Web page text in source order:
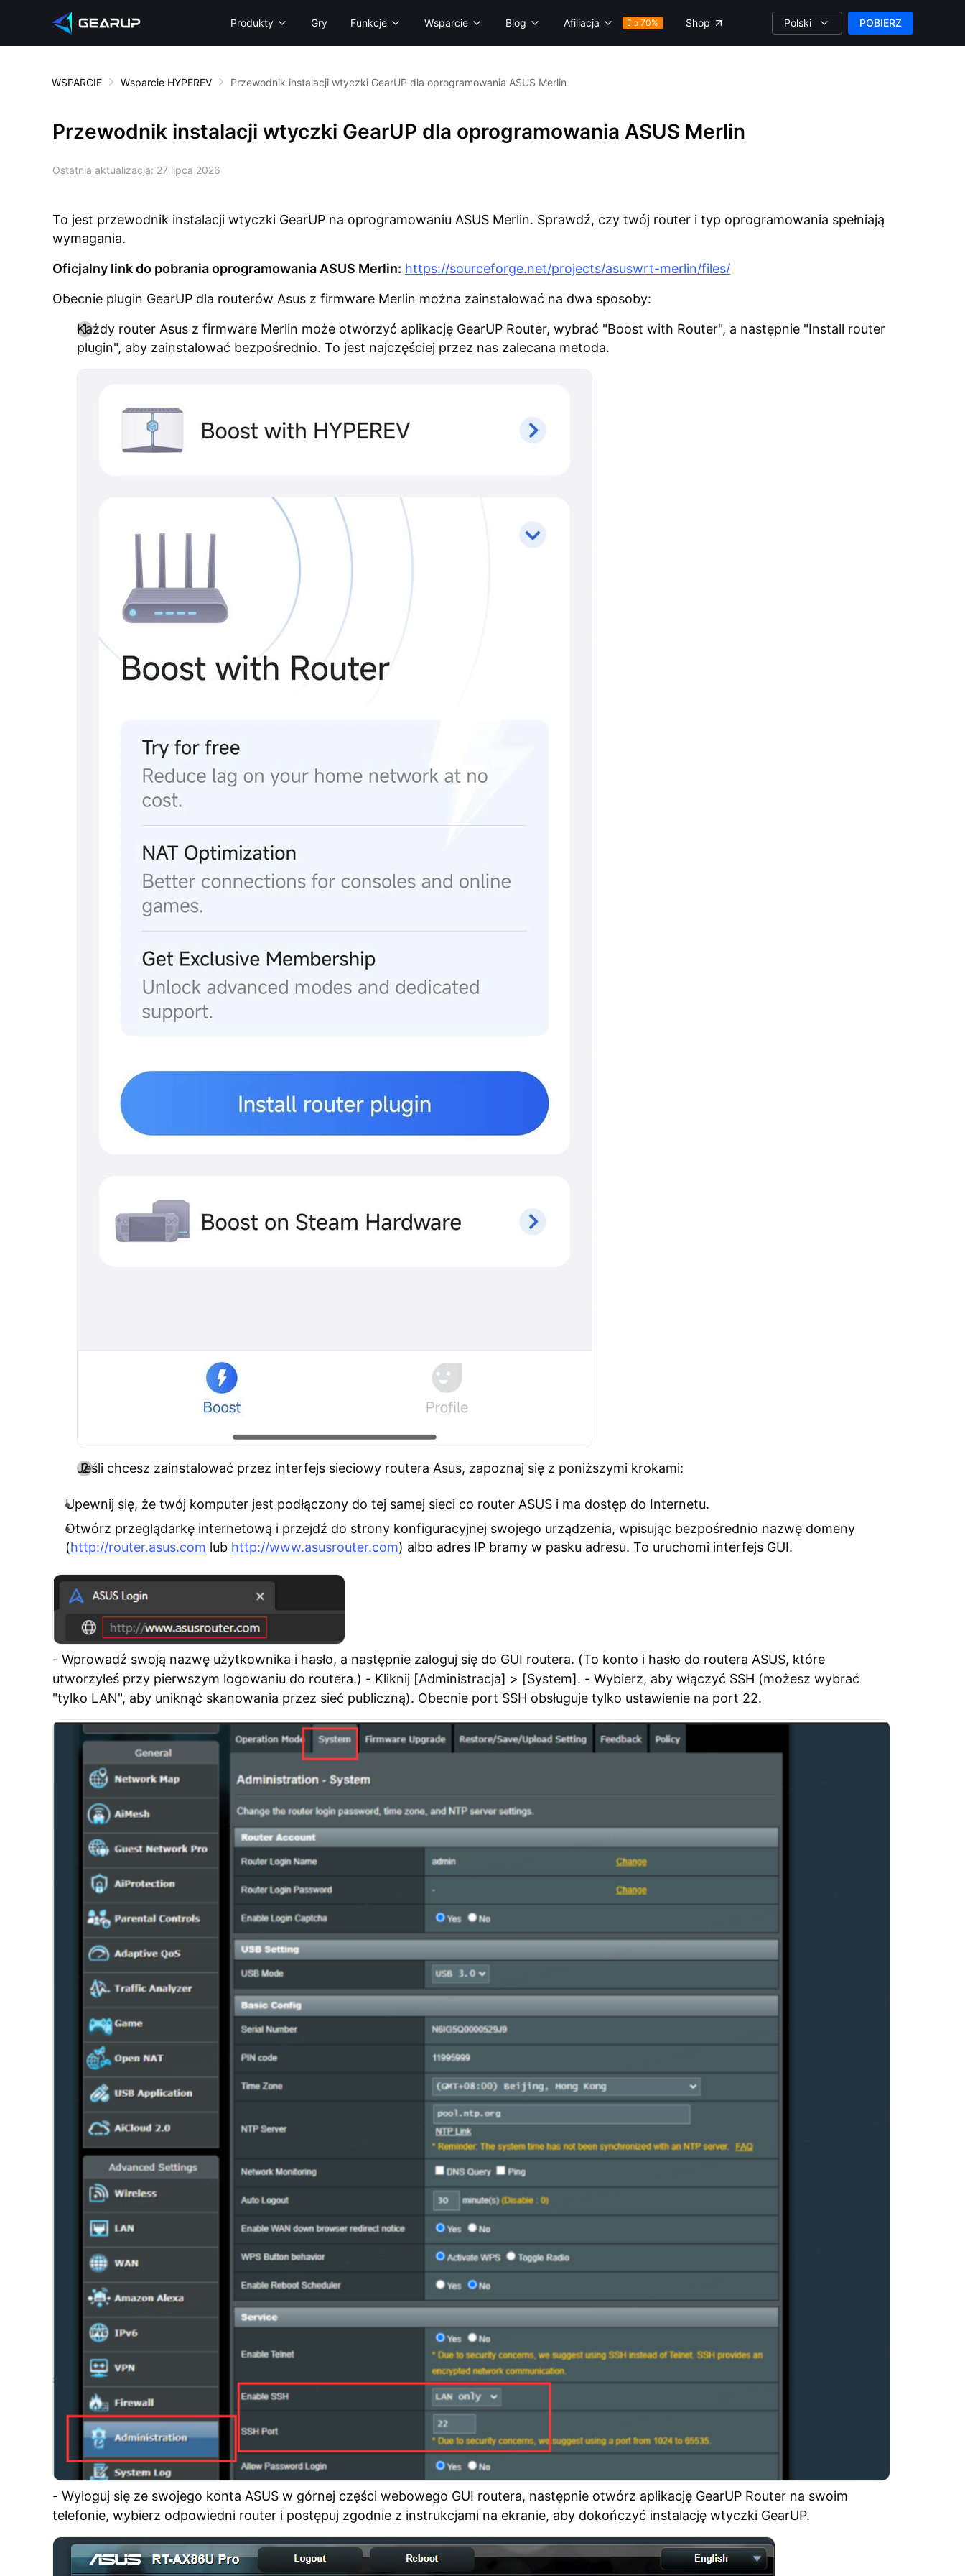
Produkty Gry Funkcje Wsparcie Blog Afiliacja Do 70% Shop Polski POBIERZ
WSPARCIE Wsparcie HYPEREV Przewodnik instalacji wtyczki GearUP dla oprogramowania ASUS Merlin
Przewodnik instalacji wtyczki GearUP dla oprogramowania ASUS Merlin
Ostatnia aktualizacja: 27 lipca 2026
To jest przewodnik instalacji wtyczki GearUP na oprogramowaniu ASUS Merlin. Sprawdź, czy twój router i typ oprogramowania spełniają
wymagania.
Oficjalny link do pobrania oprogramowania ASUS Merlin: https://sourceforge.net/projects/asuswrt-merlin/files/
Obecnie plugin GearUP dla routerów Asus z firmware Merlin można zainstalować na dwa sposoby:
Każdy router Asus z firmware Merlin może otworzyć aplikację GearUP Router, wybrać "Boost with Router", a następnie "Install router
plugin", aby zainstalować bezpośrednio. To jest najczęściej przez nas zalecana metoda.
Jeśli chcesz zainstalować przez interfejs sieciowy routera Asus, zapoznaj się z poniższymi krokami:
Upewnij się, że twój komputer jest podłączony do tej samej sieci co router ASUS i ma dostęp do Internetu.
Otwórz przeglądarkę internetową i przejdź do strony konfiguracyjnej swojego urządzenia, wpisując bezpośrednio nazwę domeny
(http://router.asus.com lub http://www.asusrouter.com) albo adres IP bramy w pasku adresu. To uruchomi interfejs GUI.
- Wprowadź swoją nazwę użytkownika i hasło, a następnie zaloguj się do GUI routera. (To konto i hasło do routera ASUS, które
utworzyłeś przy pierwszym logowaniu do routera.) - Kliknij [Administracja] > [System]. - Wybierz, aby włączyć SSH (możesz wybrać
"tylko LAN", aby uniknąć skanowania przez sieć publiczną). Obecnie port SSH obsługuje tylko ustawienie na port 22.
- Wyloguj się ze swojego konta ASUS w górnej części webowego GUI routera, następnie otwórz aplikację GearUP Router na swoim
telefonie, wybierz odpowiedni router i postępuj zgodnie z instrukcjami na ekranie, aby dokończyć instalację wtyczki GearUP.